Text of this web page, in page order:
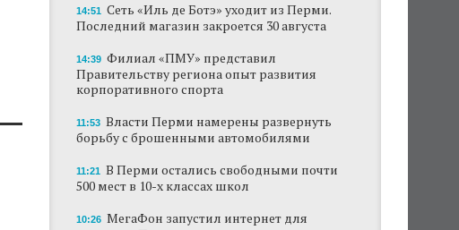
14:51 Сеть «Иль де Ботэ» уходит из Перми.
Последний магазин закроется 30 августа
14:39 Филиал «ПМУ» представил
Правительству региона опыт развития
корпоративного спорта
11:53 Власти Перми намерены развернуть
борьбу с брошенными автомобилями
11:21 В Перми остались свободными почти
500 мест в 10-х классах школ
10:26 МегаФон запустил интернет для